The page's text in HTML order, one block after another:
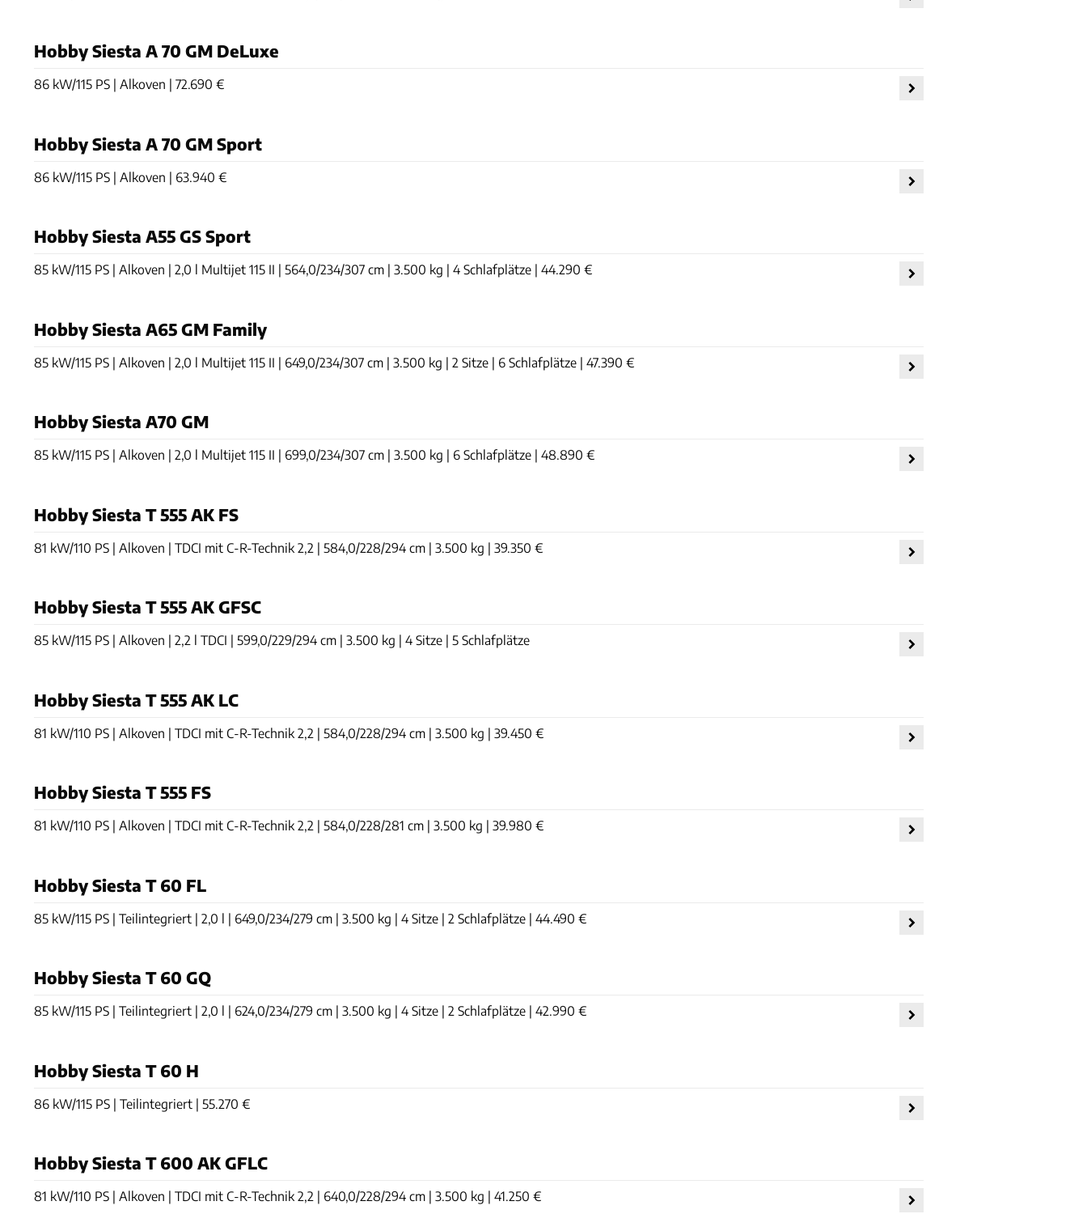
Hobby Siesta A 70 GM DeLuxe
86 kW/115 PS | Alkoven | 72.690 €
Hobby Siesta A 70 GM Sport
86 kW/115 PS | Alkoven | 63.940 €
Hobby Siesta A55 GS Sport
85 kW/115 PS | Alkoven | 2,0 l Multijet 115 II | 564,0/234/307 cm | 3.500 kg | 4 Schlafplätze | 44.290 €
Hobby Siesta A65 GM Family
85 kW/115 PS | Alkoven | 2,0 l Multijet 115 II | 649,0/234/307 cm | 3.500 kg | 2 Sitze | 6 Schlafplätze | 47.390 €
Hobby Siesta A70 GM
85 kW/115 PS | Alkoven | 2,0 l Multijet 115 II | 699,0/234/307 cm | 3.500 kg | 6 Schlafplätze | 48.890 €
Hobby Siesta T 555 AK FS
81 kW/110 PS | Alkoven | TDCI mit C-R-Technik 2,2 | 584,0/228/294 cm | 3.500 kg | 39.350 €
Hobby Siesta T 555 AK GFSC
85 kW/115 PS | Alkoven | 2,2 l TDCI | 599,0/229/294 cm | 3.500 kg | 4 Sitze | 5 Schlafplätze
Hobby Siesta T 555 AK LC
81 kW/110 PS | Alkoven | TDCI mit C-R-Technik 2,2 | 584,0/228/294 cm | 3.500 kg | 39.450 €
Hobby Siesta T 555 FS
81 kW/110 PS | Alkoven | TDCI mit C-R-Technik 2,2 | 584,0/228/281 cm | 3.500 kg | 39.980 €
Hobby Siesta T 60 FL
85 kW/115 PS | Teilintegriert | 2,0 l | 649,0/234/279 cm | 3.500 kg | 4 Sitze | 2 Schlafplätze | 44.490 €
Hobby Siesta T 60 GQ
85 kW/115 PS | Teilintegriert | 2,0 l | 624,0/234/279 cm | 3.500 kg | 4 Sitze | 2 Schlafplätze | 42.990 €
Hobby Siesta T 60 H
86 kW/115 PS | Teilintegriert | 55.270 €
Hobby Siesta T 600 AK GFLC
81 kW/110 PS | Alkoven | TDCI mit C-R-Technik 2,2 | 640,0/228/294 cm | 3.500 kg | 41.250 €